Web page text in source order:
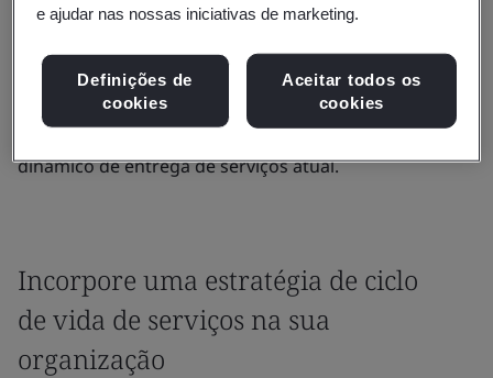
oferece.
Ela é comumente utilizada para serviços de TI, gestão
de instalações e serviços empresariais, ajudando a
garantir serviços eficazes e resilientes no ambiente
dinâmico de entrega de serviços atual.
Incorpore uma estratégia de ciclo
de vida de serviços na sua
organização
e ajudar nas nossas iniciativas de marketing.
Definições de
cookies
Aceitar todos os
cookies